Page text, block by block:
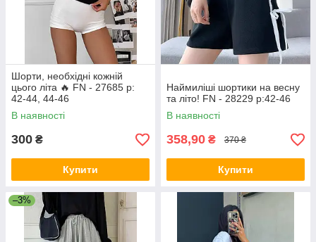
Шорти, необхідні кожній
цього літа 🔥 FN - 27685 р:
42-44, 44-46
В наявності
300 ₴
Купити
Наймиліші шортики на весну
та літо! FN - 28229 р:42-46
В наявності
358,90 ₴ 370 ₴
Купити
–3%